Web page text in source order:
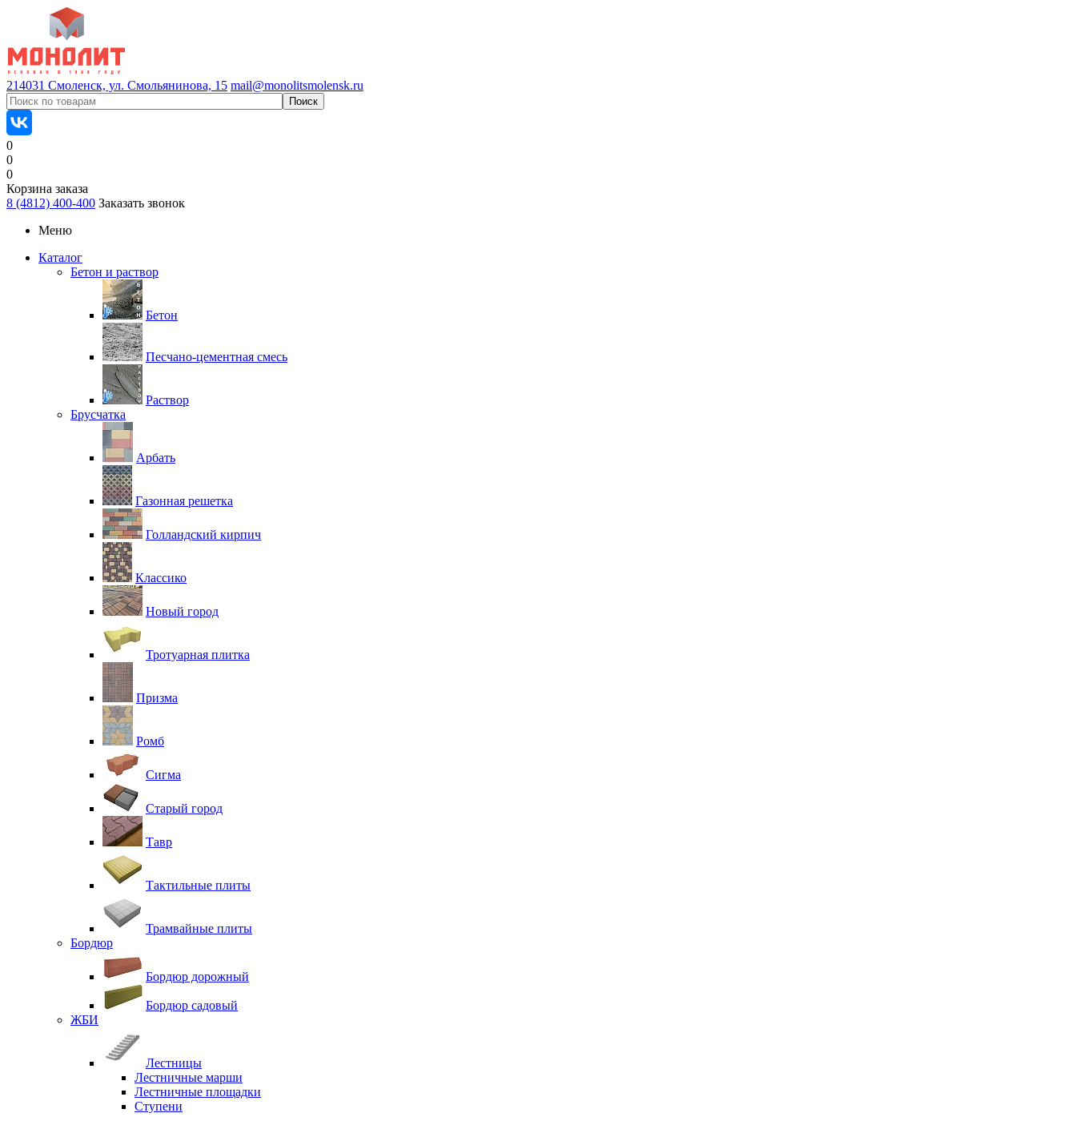
214031 Смоленск, ул. Смольянинова, 15 mail@monolitsmolensk.ru
0
0
0
Корзина заказа
8 (4812) 400-400 Заказать звонок
Меню
Каталог
Бетон и раствор
Бетон
Песчано-цементная смесь
Раствор
Брусчатка
Арбать
Газонная решетка
Голландский кирпич
Классико
Новый город
Тротуарная плитка
Призма
Ромб
Сигма
Старый город
Тавр
Тактильные плиты
Трамвайные плиты
Бордюр
Бордюр дорожный
Бордюр садовый
ЖБИ
Лестницы
Лестничные марши
Лестничные площадки
Ступени